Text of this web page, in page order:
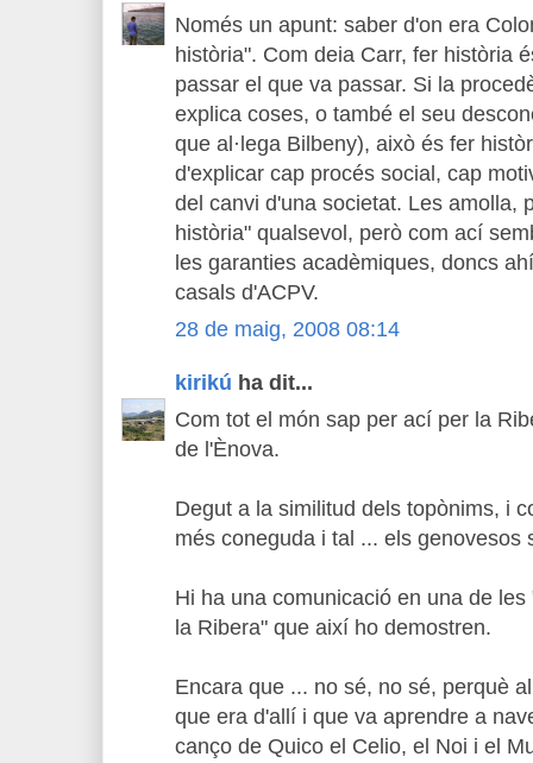
Només un apunt: saber d'on era
història". Com deia Carr, fer història
passar el que va passar. Si la
explica coses, o també el seu
que al·lega Bilbeny), això és fer
d'explicar cap procés social, cap
del canvi d'una societat. Les amolla,
història" qualsevol, però com ací
les garanties acadèmiques, doncs
casals d'ACPV.
28 de maig, 2008 08:14
kirikú ha dit...
Com tot el món sap per ací per la
de l'Ènova.
Degut a la similitud dels topònims, i
més coneguda i tal ... els genovesos
Hi ha una comunicació en una de
la Ribera" que així ho demostren.
Encara que ... no sé, no sé, perquè
que era d'allí i que va aprendre a
canço de Quico el Celio, el Noi i el